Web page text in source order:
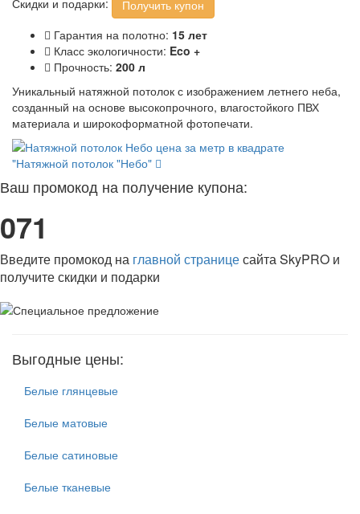
Скидки и подарки:
Получить купон
Гарантия на полотно: 15 лет
Класс экологичности: Eco +
Прочность: 200 л
Уникальный натяжной потолок с изображением летнего неба,
созданный на основе высокопрочного, влагостойкого ПВХ
материала и широкоформатной фотопечати.
"Натяжной потолок "Небо"
Ваш промокод на получение купона:
071
Введите промокод на главной страницесайта SkyPRO и
получите скидки и подарки
Выгодные цены:
Белые глянцевые
Белые матовые
Белые сатиновые
Белые тканевые